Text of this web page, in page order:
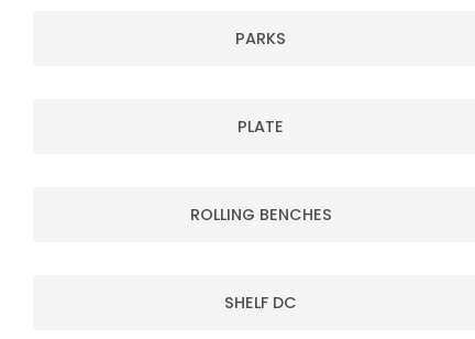
PARKS
PLATE
ROLLING BENCHES
SHELF DC